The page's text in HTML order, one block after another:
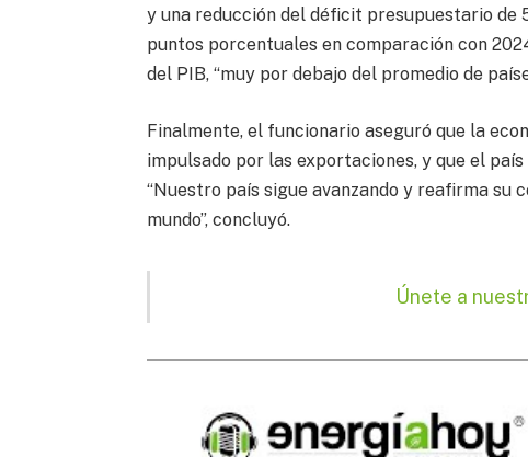
y una reducción del déficit presupuestario de
puntos porcentuales en comparación con
del PIB, “muy por debajo del promedio de
Finalmente, el funcionario aseguró que la
impulsado por las exportaciones, y que el
“Nuestro país sigue avanzando y reafirma su
mundo”, concluyó.
Únete a